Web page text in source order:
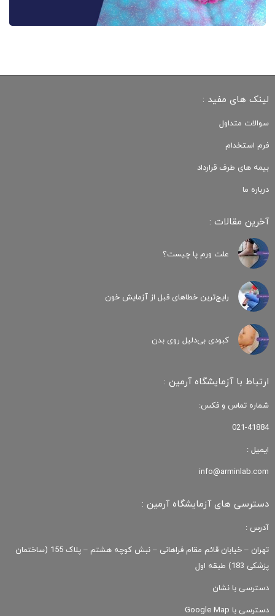
لینک های مفید :
سوالات متداول
فرم استخدام
بیمه های طرف قرارداد
درباره ما
آخرین مقالات :
علت ورم پا چیست؟
رایج‌ترین خطاهای قبل از آزمایش خون
کبودی‌ بی‌دلیل روی بدن
ارتباط با آزمایشگاه آرمین :
شماره تماس و فکس:
021-41884
ایمیل :
info@arminlab.com
دسترسی های آزمایشگاه آرمین :
آدرس :
تهران – خیابان قائم مقام فراهانی – نبش کوچه هشتم – پلاک 155 (ساختمان
پزشکی 183) طبقه اول
دسترسی با نشان
دسترسی با Google Map